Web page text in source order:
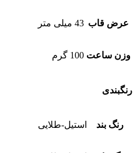
عرض قاب 43 میلی متر
وزن ساعت 100 گرم
رنگبندی
رنگ بند استیل-طلایی